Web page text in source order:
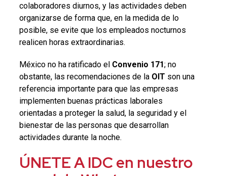
colaboradores diurnos, y las actividades deben
organizarse de forma que, en la medida de lo
posible, se evite que los empleados nocturnos
realicen horas extraordinarias.
México no ha ratificado el Convenio 171; no
obstante, las recomendaciones de la OIT son una
referencia importante para que las empresas
implementen buenas prácticas laborales
orientadas a proteger la salud, la seguridad y el
bienestar de las personas que desarrollan
actividades durante la noche.
ÚNETE A IDC en nuestro